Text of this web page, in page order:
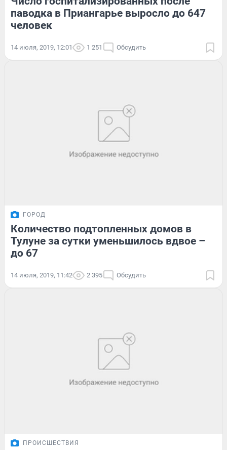
паводка в Приангарье выросло до 647
человек
14 июля, 2019, 12:01 1 251 Обсудить
ГОРОД
Количество подтопленных домов в
Тулуне за сутки уменьшилось вдвое –
до 67
14 июля, 2019, 11:42 2 395 Обсудить
ПРОИСШЕСТВИЯ